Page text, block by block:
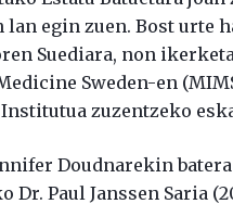
lan egin zuen. Bost urte
Suediara, non
Sweden-en
zuzentzeko
Doudnarekin
Paul Janssen Saria